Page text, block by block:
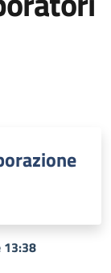
13:38